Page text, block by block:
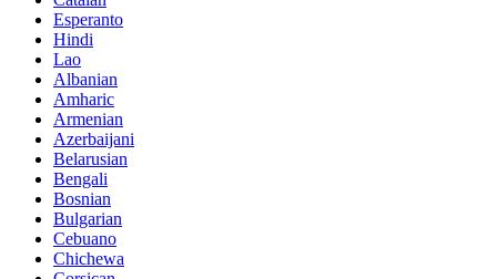
Esperanto
Hindi
Lao
Albanian
Amharic
Armenian
Azerbaijani
Belarusian
Bengali
Bosnian
Bulgarian
Cebuano
Chichewa